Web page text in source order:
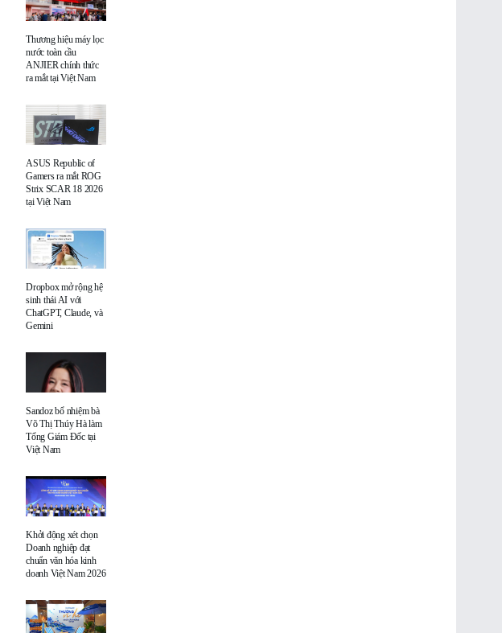
Thương hiệu máy lọc
nước toàn cầu
ANJIER chính thức
ra mắt tại Việt Nam
ASUS Republic of
Gamers ra mắt ROG
Strix SCAR 18 2026
tại Việt Nam
Dropbox mở rộng hệ
sinh thái AI với
ChatGPT, Claude, và
Gemini
Sandoz bổ nhiệm bà
Võ Thị Thúy Hà làm
Tổng Giám Đốc tại
Việt Nam
Khởi động xét chọn
Doanh nghiệp đạt
chuẩn văn hóa kinh
doanh Việt Nam 2026